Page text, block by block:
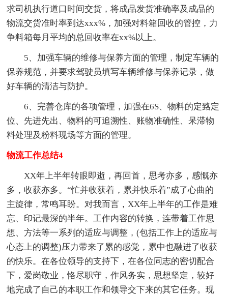
求司机执行道口时间交货，将成品发货准确率及成品的
物流交货准时率到达xxx%，加强对料箱回收的管控，力
争料箱每月平均的总回收率在xx%以上。
5、加强车辆的维修与保养方面的管理，制定车辆的
保养规范，并要求驾驶员填写车辆维修与保养记录，做
好车辆的清洁与防护。
6、完善仓库的各项管理，加强在6S、物料的定臵定
位、先进先出、物料的可追溯性、账物准确性、呆滞物
料处理及粉料现场等方面的管理。
物流工作总结4
XX年上半年转眼即逝，再回首，思考亦多，感慨亦
多，收获亦多。“忙并收获着，累并快乐着”成了心曲的
主旋律，常鸣耳盼。对我而言，XX年上半年的工作是难
忘、印记最深的半年。工作内容的转换，连带着工作思
想、方法等一系列的适应与调整，(包括工作上的适应与
心态上的调整)压力带来了累的感觉，累中也融进了收获
的快乐。在各位领导的支持下，在各位同志的密切配合
下，爱岗敬业，恪尽职守，作风务实，思想坚定，较好
地完成了自己的本职工作和领导交下来的其它任务。现